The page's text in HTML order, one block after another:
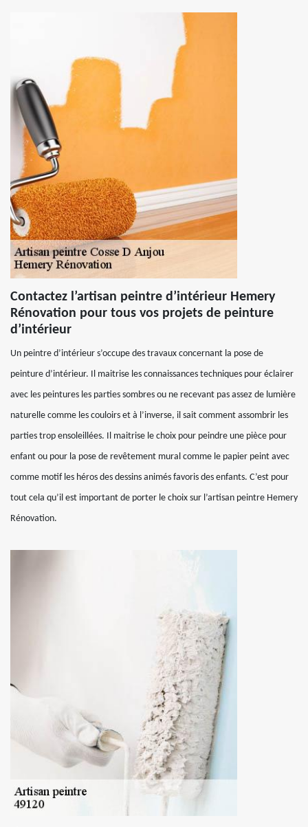
Contactez l’artisan peintre d’intérieur Hemery
Rénovation pour tous vos projets de peinture
d’intérieur
Un peintre d’intérieur s’occupe des travaux concernant la pose de
peinture d’intérieur. Il maitrise les connaissances techniques pour éclairer
avec les peintures les parties sombres ou ne recevant pas assez de lumière
naturelle comme les couloirs et à l’inverse, il sait comment assombrir les
parties trop ensoleillées. Il maitrise le choix pour peindre une pièce pour
enfant ou pour la pose de revêtement mural comme le papier peint avec
comme motif les héros des dessins animés favoris des enfants. C’est pour
tout cela qu’il est important de porter le choix sur l’artisan peintre Hemery
Rénovation.